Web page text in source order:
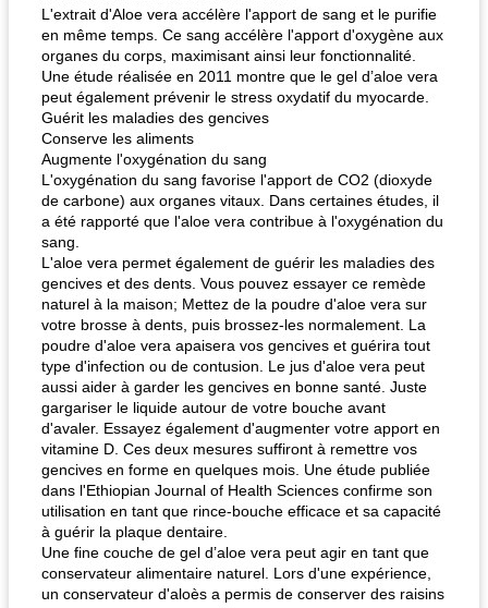
L'extrait d'Aloe vera accélère l'apport de sang et le purifie
en même temps. Ce sang accélère l'apport d'oxygène aux
organes du corps, maximisant ainsi leur fonctionnalité.
Une étude réalisée en 2011 montre que le gel d’aloe vera
peut également prévenir le stress oxydatif du myocarde.
Guérit les maladies des gencives
Conserve les aliments
Augmente l'oxygénation du sang
L'oxygénation du sang favorise l'apport de CO2 (dioxyde
de carbone) aux organes vitaux. Dans certaines études, il
a été rapporté que l'aloe vera contribue à l'oxygénation du
sang.
L'aloe vera permet également de guérir les maladies des
gencives et des dents. Vous pouvez essayer ce remède
naturel à la maison; Mettez de la poudre d'aloe vera sur
votre brosse à dents, puis brossez-les normalement. La
poudre d'aloe vera apaisera vos gencives et guérira tout
type d'infection ou de contusion. Le jus d'aloe vera peut
aussi aider à garder les gencives en bonne santé. Juste
gargariser le liquide autour de votre bouche avant
d'avaler. Essayez également d'augmenter votre apport en
vitamine D. Ces deux mesures suffiront à remettre vos
gencives en forme en quelques mois. Une étude publiée
dans l'Ethiopian Journal of Health Sciences confirme son
utilisation en tant que rince-bouche efficace et sa capacité
à guérir la plaque dentaire.
Une fine couche de gel d’aloe vera peut agir en tant que
conservateur alimentaire naturel. Lors d'une expérience,
un conservateur d'aloès a permis de conserver des raisins